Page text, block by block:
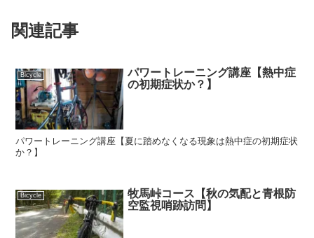
関連記事
Bicycle
パワートレーニング講座【熱中症
の初期症状か？】
パワートレーニング講座【夏に踏めなくなる現象は熱中症の初期症状
か？】
Bicycle
牧馬峠コース【秋の気配と青根防
空監視哨跡訪問】